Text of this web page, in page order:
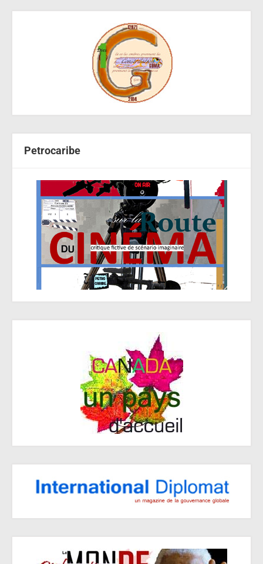
Petrocaribe